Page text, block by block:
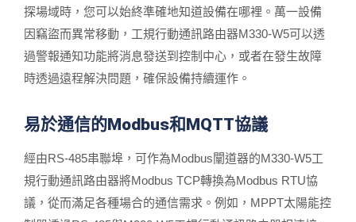
探場域時，您可以始終準確地知道設備在哪裡。萬一設備
因竊盜而異常移動，工規行動通訊路由器M330-W5可以透
過警報通知功能將消息發送到控制中心，或者在發生故障
時透過遠程解決問題，確保設備持續運作。
易於通信的Modbus和MQTT協議
經由RS-485串聯埠，可作為Modbus闡道器的M330-W5工
規行動通訊路由器將Modbus TCP轉換為Modbus RTU協
議，從而滿足各種場合的通信需求。例如，MPPT太陽能控